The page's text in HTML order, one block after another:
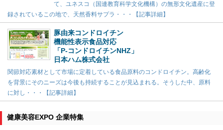
て、ユネスコ（国連教育科学文化機構）の無形文化遺産に登
録されているこの地で、天然香料サプラ・・・【記事詳細】
豚由来コンドロイチン
機能性表示食品対応
「P-コンドロイチンNHZ」
日本ハム株式会社
関節対応素材として市場に定着している食品原料のコンドロイチン。高齢化
を背景にそのニーズは今後も持続することが見込まれる。そうした中、原料
に対し・・・【記事詳細】
健康美容EXPO 企業特集